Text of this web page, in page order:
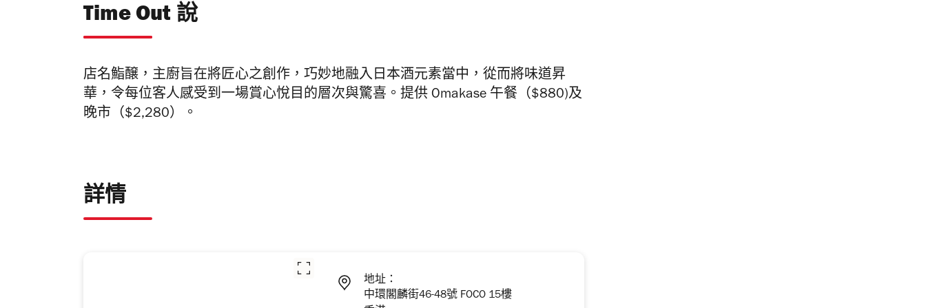
Time Out 說
店名鮨醸，主廚旨在將匠心之創作，巧妙地融入日本酒元素當中，從而將味道昇
華，令每位客人感受到一場賞心悅目的層次與驚喜。提供 Omakase 午餐（$880)及
晚市（$2,280）。
詳情
地址：
中環閣麟街46-48號 FOCO 15樓